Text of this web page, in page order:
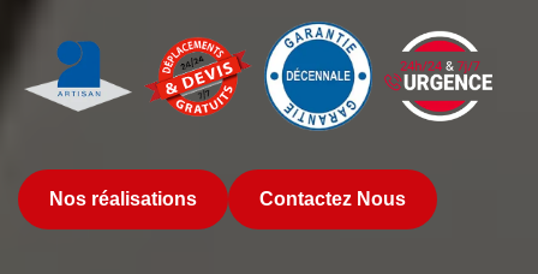
Nos réalisations Contactez Nous